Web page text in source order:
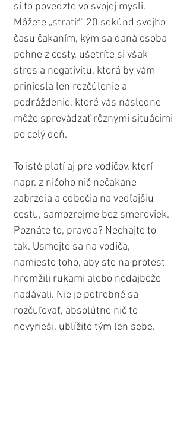
si to povedzte vo svojej mysli.
Môžete „stratiť“ 20 sekúnd svojho
času čakaním, kým sa daná osoba
pohne z cesty, ušetríte si však
stres a negativitu, ktorá by vám
priniesla len rozčúlenie a
podráždenie, ktoré vás následne
môže sprevádzať rôznymi situácimi
po celý deň.
To isté platí aj pre vodičov, ktorí
napr. z ničoho nič nečakane
zabrzdia a odbočia na vedľajšiu
cestu, samozrejme bez smeroviek.
Poznáte to, pravda? Nechajte to
tak. Usmejte sa na vodiča,
namiesto toho, aby ste na protest
hromžili rukami alebo nedajbože
nadávali. Nie je potrebné sa
rozčuľovať, absolútne nič to
nevyrieši, ublížite tým len sebe.